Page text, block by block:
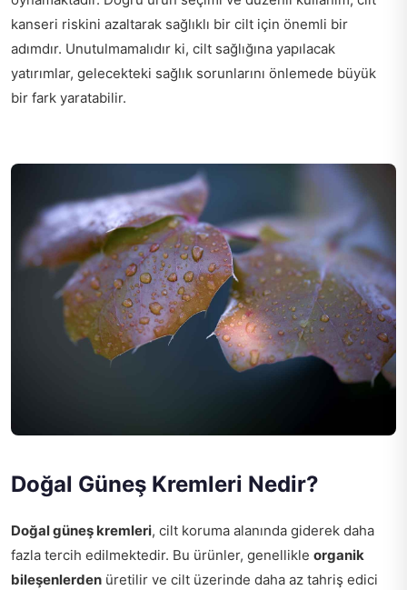
kanseri riskini azaltarak sağlıklı bir cilt için önemli bir
adımdır. Unutulmamalıdır ki, cilt sağlığına yapılacak
yatırımlar, gelecekteki sağlık sorunlarını önlemede büyük
bir fark yaratabilir.
Doğal Güneş Kremleri Nedir?
Doğal güneş kremleri, cilt koruma alanında giderek daha
fazla tercih edilmektedir. Bu ürünler, genellikle organik
bileşenlerden üretilir ve cilt üzerinde daha az tahriş edici